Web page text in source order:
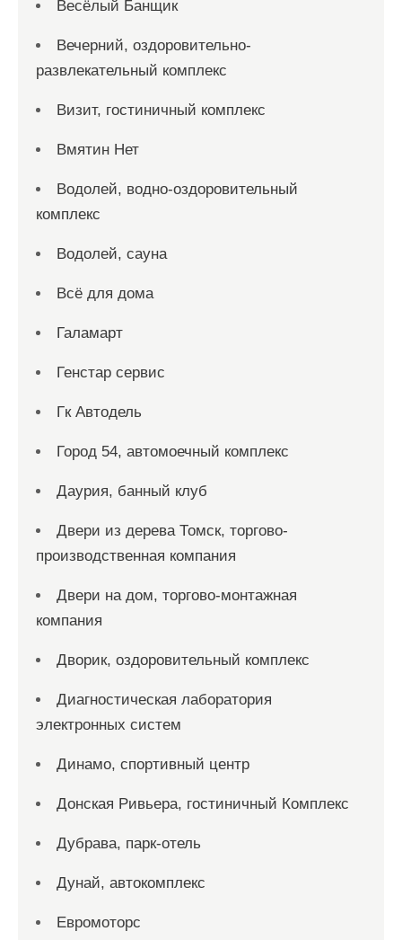
Весёлый Банщик
Вечерний, оздоровительно-
развлекательный комплекс
Визит, гостиничный комплекс
Вмятин Нет
Водолей, водно-оздоровительный
комплекс
Водолей, сауна
Всё для дома
Галамарт
Генстар сервис
Гк Автодель
Город 54, автомоечный комплекс
Даурия, банный клуб
Двери из дерева Томск, торгово-
производственная компания
Двери на дом, торгово-монтажная
компания
Дворик, оздоровительный комплекс
Диагностическая лаборатория
электронных систем
Динамо, спортивный центр
Донская Ривьера, гостиничный Комплекс
Дубрава, парк-отель
Дунай, автокомплекс
Евромоторс